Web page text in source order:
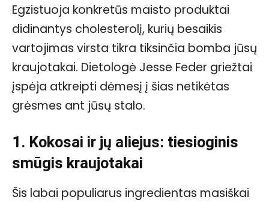
Egzistuoja konkretūs maisto produktai
didinantys cholesterolį, kurių besaikis
vartojimas virsta tikra tiksinčia bomba jūsų
kraujotakai. Dietologė Jesse Feder griežtai
įspėja atkreipti dėmesį į šias netikėtas
grėsmes ant jūsų stalo.
1. Kokosai ir jų aliejus: tiesioginis
smūgis kraujotakai
Šis labai populiarus ingredientas masiškai